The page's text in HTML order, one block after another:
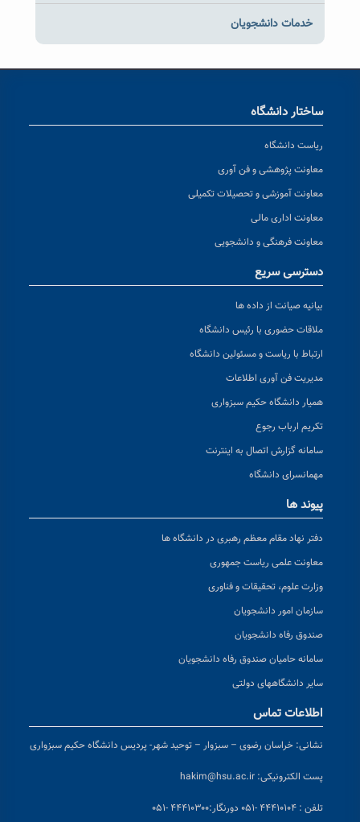
خدمات دانشجویان
ساختار دانشگاه
ریاست دانشگاه
معاونت پژوهشی و فن آوری
معاونت آموزشی و تحصیلات تکمیلی
معاونت اداری مالی
معاونت فرهنگی و دانشجویی
دسترسی سریع
بیانیه صیانت از داده ها
ملاقات حضوری با رئیس دانشگاه
ارتباط با ریاست و مسئولین دانشگاه
مدیریت فن آوری اطلاعات
همیار دانشگاه حکیم سبزواری
تکریم ارباب رجوع
سامانه گزارش اتصال به اینترنت
مهمانسرای دانشگاه
پیوند ها
دفتر نهاد مقام معظم رهبری در دانشگاه ها
معاونت علمی ریاست جمهوری
وزارت علوم، تحقیقات و فناوری
سازمان امور دانشجویان
صندوق رفاه دانشجویان
سامانه حامیان صندوق رفاه دانشجویان
سایر دانشگاههای دولتی
اطلاعات تماس
نشانی: خراسان رضوی – سبزوار – توحید شهر- پردیس دانشگاه حکیم سبزواری
پست الکترونیکی: hakim@hsu.ac.ir
تلفن : ۴۴۴۱۰۱۰۴ -۰۵۱ دورنگار:۴۴۴۱۰۳۰۰ -۰۵۱